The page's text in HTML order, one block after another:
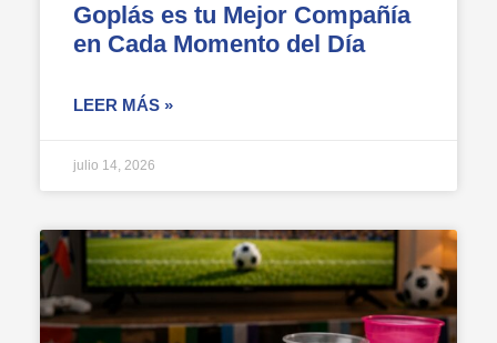
Goplás es tu Mejor Compañía
en Cada Momento del Día
LEER MÁS »
julio 14, 2026